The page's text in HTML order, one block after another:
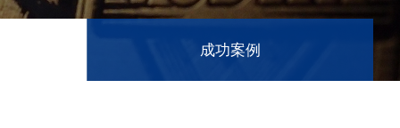
成功案例